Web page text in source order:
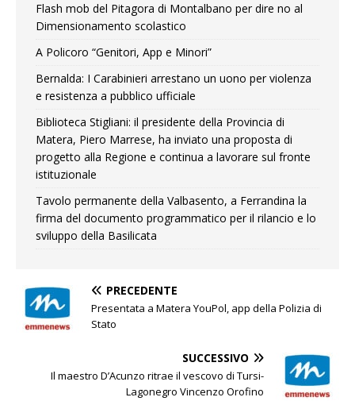
Flash mob del Pitagora di Montalbano per dire no al
Dimensionamento scolastico
A Policoro “Genitori, App e Minori”
Bernalda: I Carabinieri arrestano un uono per violenza
e resistenza a pubblico ufficiale
Biblioteca Stigliani: il presidente della Provincia di
Matera, Piero Marrese, ha inviato una proposta di
progetto alla Regione e continua a lavorare sul fronte
istituzionale
Tavolo permanente della Valbasento, a Ferrandina la
firma del documento programmatico per il rilancio e lo
sviluppo della Basilicata
PRECEDENTE
Presentata a Matera YouPol, app della Polizia di
Stato
SUCCESSIVO
Il maestro D’Acunzo ritrae il vescovo di Tursi-
Lagonegro Vincenzo Orofino